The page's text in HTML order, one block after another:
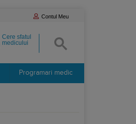
Contul Meu
Cere sfatul
medicului
Programari medic